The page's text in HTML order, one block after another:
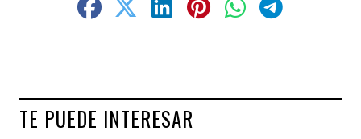
TE PUEDE INTERESAR